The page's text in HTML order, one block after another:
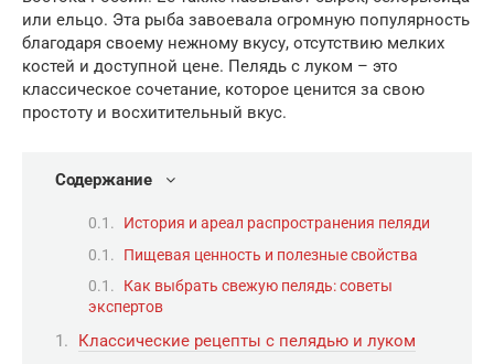
или ельцо. Эта рыба завоевала огромную популярность
благодаря своему нежному вкусу, отсутствию мелких
костей и доступной цене. Пелядь с луком – это
классическое сочетание, которое ценится за свою
простоту и восхитительный вкус.
Содержание
История и ареал распространения пеляди
Пищевая ценность и полезные свойства
Как выбрать свежую пелядь: советы
экспертов
Классические рецепты с пелядью и луком